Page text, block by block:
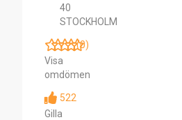
40
STOCKHOLM
(0)
Visa
omdömen
522
Gilla